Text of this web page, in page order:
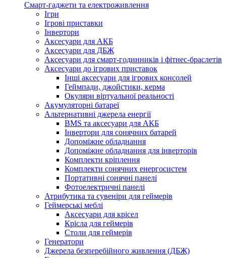
Смарт-гаджети та електроживлення
Ігри
Ігрові приставки
Інвертори
Аксесуари для АКБ
Аксесуари для ДБЖ
Аксесуари для смарт-годинників і фітнес-браслетів
Аксесуари до ігрових приставок
Інші аксесуари для ігрових консолей
Геймпади, джойстики, керма
Окуляри віртуальної реальності
Акумуляторні батареї
Альтернативні джерела енергії
BMS та аксесуари для АКБ
Інвертори для сонячних батарей
Допоміжне обладнання
Допоміжне обладнання для інверторів
Комплекти кріплення
Комплекти сонячних енергосистем
Портативні сонячні панелі
Фотоелектричні панелі
Атрибутика та сувеніри для геймерів
Геймерські меблі
Аксесуари для крісел
Крісла для геймерів
Столи для геймерів
Генератори
Джерела безперебійного живлення (ДБЖ)